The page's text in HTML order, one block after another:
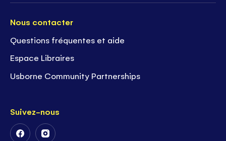
Nous contacter
Questions fréquentes et aide
Espace Libraires
Usborne Community Partnerships
Suivez-nous
Suivez-Suivez-